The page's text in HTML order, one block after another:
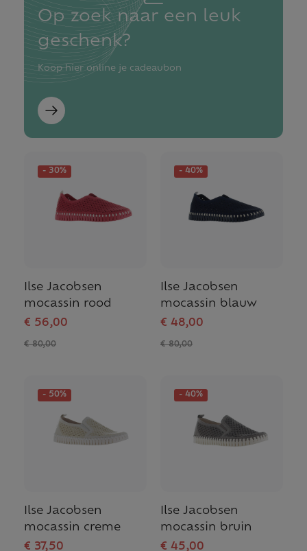
Op zoek naar een leuk
geschenk?
Koop hier online je cadeaubon
- 30%
Ilse Jacobsen
mocassin rood
€ 56,00
€ 80,00
- 40%
Ilse Jacobsen
mocassin blauw
€ 48,00
€ 80,00
- 50%
Ilse Jacobsen
mocassin creme
€ 37,50
- 40%
Ilse Jacobsen
mocassin bruin
€ 45,00